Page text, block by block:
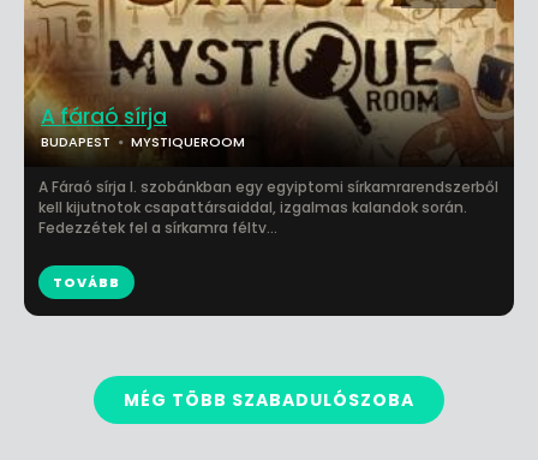
A fáraó sírja
BUDAPEST MYSTIQUEROOM
A Fáraó sírja I. szobánkban egy egyiptomi sírkamrarendszerből
kell kijutnotok csapattársaiddal, izgalmas kalandok során.
Fedezzétek fel a sírkamra féltv...
TOVÁBB
MÉG TÖBB SZABADULÓSZOBA